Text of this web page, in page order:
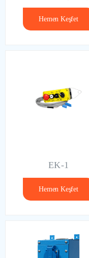
Hemen Keşfet
EK-1
Hemen Keşfet